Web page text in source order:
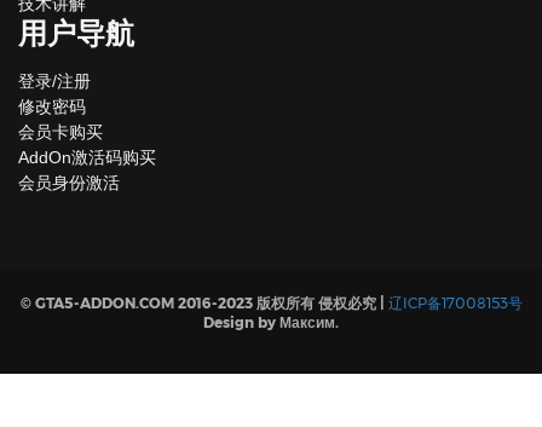
用户导航
登录/注册
修改密码
会员卡购买
AddOn激活码购买
会员身份激活
© GTA5-ADDON.COM 2016-2023 版权所有 侵权必究 | 辽ICP备17008153号
Design by Максим.